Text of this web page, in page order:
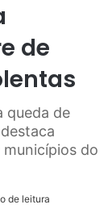
de
queda de
do
de leitura